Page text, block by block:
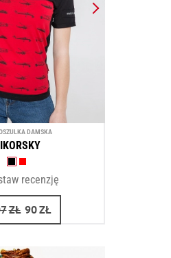
DAMSKA
recenzję
ZŁ 90ZŁ